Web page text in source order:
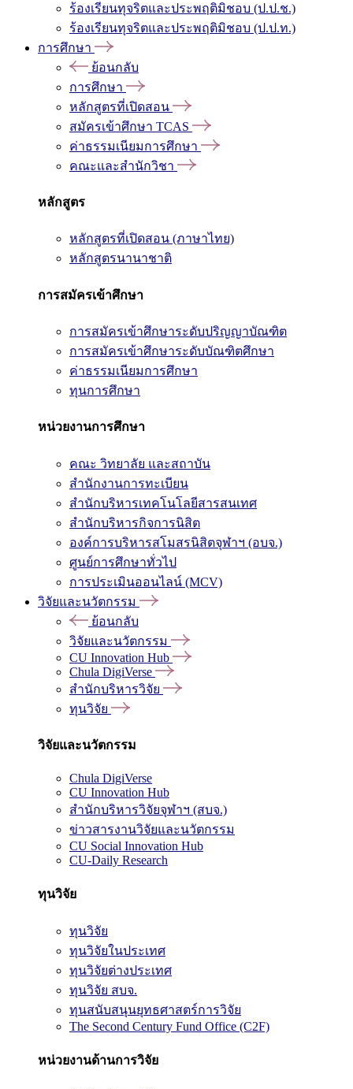
ร้องเรียนทุจริตและประพฤติมิชอบ (ป.ป.ช.)
ร้องเรียนทุจริตและประพฤติมิชอบ (ป.ป.ท.)
การศึกษา
ย้อนกลับ
การศึกษา
หลักสูตรที่เปิดสอน
สมัครเข้าศึกษา TCAS
ค่าธรรมเนียมการศึกษา
คณะและสำนักวิชา
หลักสูตร
หลักสูตรที่เปิดสอน (ภาษาไทย)
หลักสูตรนานาชาติ
การสมัครเข้าศึกษา
การสมัครเข้าศึกษาระดับปริญญาบัณฑิต
การสมัครเข้าศึกษาระดับบัณฑิตศึกษา
ค่าธรรมเนียมการศึกษา
ทุนการศึกษา
หน่วยงานการศึกษา
คณะ วิทยาลัย และสถาบัน
สำนักงานการทะเบียน
สำนักบริหารเทคโนโลยีสารสนเทศ
สำนักบริหารกิจการนิสิต
องค์การบริหารสโมสรนิสิตจุฬาฯ (อบจ.)
ศูนย์การศึกษาทั่วไป
การประเมินออนไลน์ (MCV)
วิจัยและนวัตกรรม
ย้อนกลับ
วิจัยและนวัตกรรม
CU Innovation Hub
Chula DigiVerse
สำนักบริหารวิจัย
ทุนวิจัย
วิจัยและนวัตกรรม
Chula DigiVerse
CU Innovation Hub
สำนักบริหารวิจัยจุฬาฯ (สบจ.)
ข่าวสารงานวิจัยและนวัตกรรม
CU Social Innovation Hub
CU-Daily Research
ทุนวิจัย
ทุนวิจัย
ทุนวิจัยในประเทศ
ทุนวิจัยต่างประเทศ
ทุนวิจัย สบจ.
ทุนสนับสนุนยุทธศาสตร์การวิจัย
The Second Century Fund Office (C2F)
หน่วยงานด้านการวิจัย